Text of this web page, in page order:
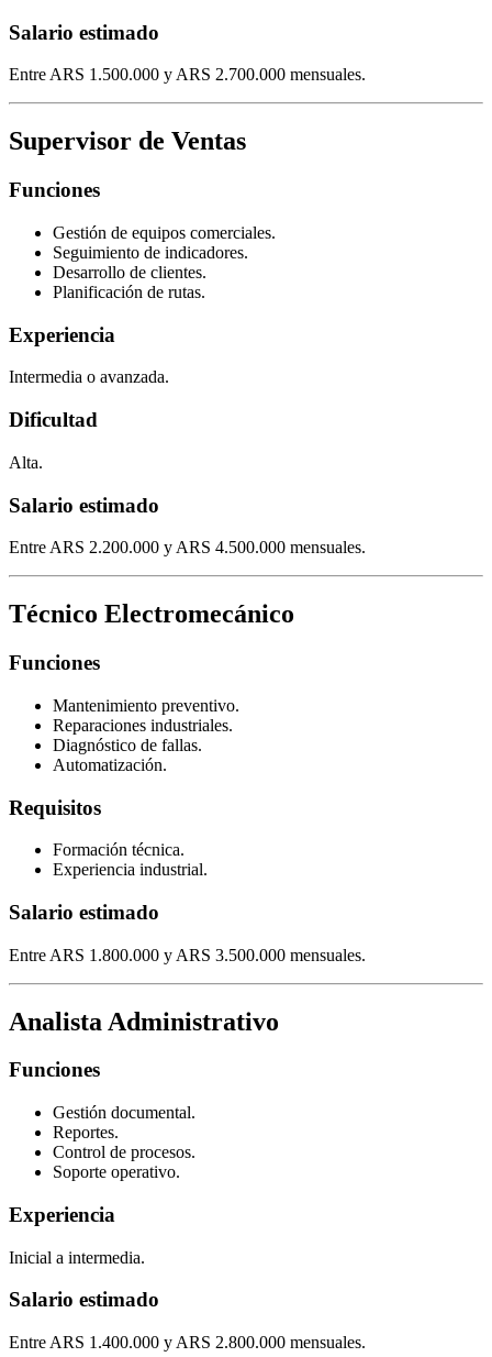
Salario estimado
Entre ARS 1.500.000 y ARS 2.700.000 mensuales.
Supervisor de Ventas
Funciones
Gestión de equipos comerciales.
Seguimiento de indicadores.
Desarrollo de clientes.
Planificación de rutas.
Experiencia
Intermedia o avanzada.
Dificultad
Alta.
Salario estimado
Entre ARS 2.200.000 y ARS 4.500.000 mensuales.
Técnico Electromecánico
Funciones
Mantenimiento preventivo.
Reparaciones industriales.
Diagnóstico de fallas.
Automatización.
Requisitos
Formación técnica.
Experiencia industrial.
Salario estimado
Entre ARS 1.800.000 y ARS 3.500.000 mensuales.
Analista Administrativo
Funciones
Gestión documental.
Reportes.
Control de procesos.
Soporte operativo.
Experiencia
Inicial a intermedia.
Salario estimado
Entre ARS 1.400.000 y ARS 2.800.000 mensuales.